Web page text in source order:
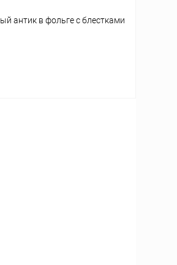
антик в фольге с блестками